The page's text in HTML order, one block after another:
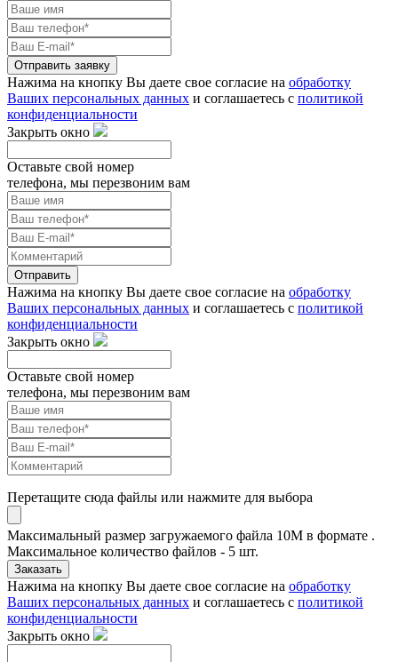
Отправить заявку
Нажима на кнопку Вы даете свое согласие на обработку
Ваших персональных данных и соглашаетесь с политикой
конфиденциальности
Закрыть окно
Оставьте свой номер
телефона, мы перезвоним вам
Отправить
Нажима на кнопку Вы даете свое согласие на обработку
Ваших персональных данных и соглашаетесь с политикой
конфиденциальности
Закрыть окно
Оставьте свой номер
телефона, мы перезвоним вам
Перетащите сюда файлы или нажмите для выбора
Максимальный размер загружаемого файла 10M в формате .
Максимальное количество файлов - 5 шт.
Заказать
Нажима на кнопку Вы даете свое согласие на обработку
Ваших персональных данных и соглашаетесь с политикой
конфиденциальности
Закрыть окно